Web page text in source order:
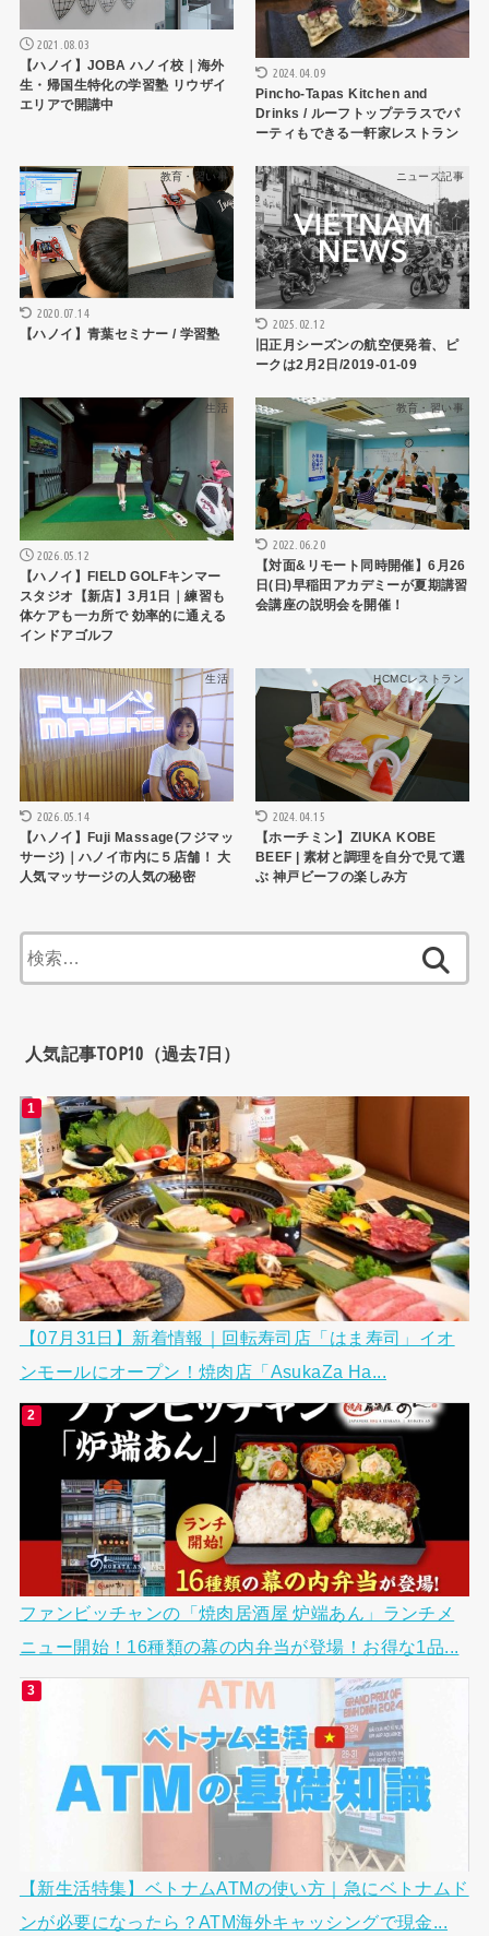
2021.08.03
【ハノイ】JOBA ハノイ校｜海外
生・帰国生特化の学習塾 リウザイ
エリアで開講中
2024.04.09
Pincho-Tapas Kitchen and
Drinks / ルーフトップテラスでパ
ーティもできる一軒家レストラン
教育・習い事
2020.07.14
【ハノイ】青葉セミナー / 学習塾
ニュース記事
2025.02.12
旧正月シーズンの航空便発着、ピ
ークは2月2日/2019-01-09
生活
2026.05.12
【ハノイ】FIELD GOLFキンマー
スタジオ【新店】3月1日｜練習も
体ケアも一カ所で 効率的に通える
インドアゴルフ
教育・習い事
2022.06.20
【対面&リモート同時開催】6月26
日(日)早稲田アカデミーが夏期講習
会講座の説明会を開催！
生活
2026.05.14
【ハノイ】Fuji Massage(フジマッ
サージ)｜ハノイ市内に５店舗！ 大
人気マッサージの人気の秘密
HCMCレストラン
2024.04.15
【ホーチミン】ZIUKA KOBE
BEEF | 素材と調理を自分で見て選
ぶ 神戸ビーフの楽しみ方
索:
人気記事TOP10（過去7日）
【07月31日】新着情報｜回転寿司店「はま寿司」イオ
ンモールにオープン！焼肉店「AsukaZa Ha...
ファンビッチャンの「焼肉居酒屋 炉端あん」ランチメ
ニュー開始！16種類の幕の内弁当が登場！お得な1品...
【新生活特集】ベトナムATMの使い方｜急にベトナムド
ンが必要になったら？ATM海外キャッシングで現金...